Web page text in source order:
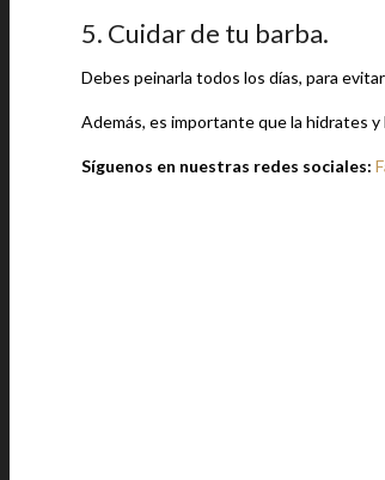
5. Cuidar de tu barba.
Debes peinarla todos los días, para
Además, es importante que la hidrates
Síguenos en nuestras redes sociales: